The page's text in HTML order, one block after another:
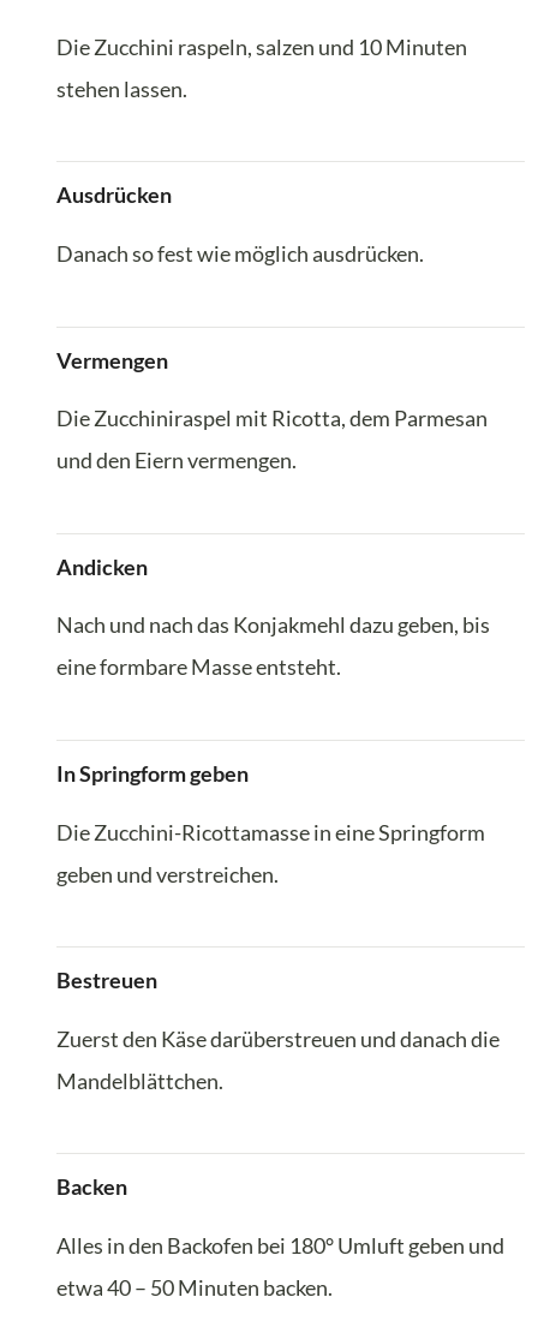
Die Zucchini raspeln, salzen und 10 Minuten
stehen lassen.
Ausdrücken
Danach so fest wie möglich ausdrücken.
Vermengen
Die Zucchiniraspel mit Ricotta, dem Parmesan
und den Eiern vermengen.
Andicken
Nach und nach das Konjakmehl dazu geben, bis
eine formbare Masse entsteht.
In Springform geben
Die Zucchini-Ricottamasse in eine Springform
geben und verstreichen.
Bestreuen
Zuerst den Käse darüberstreuen und danach die
Mandelblättchen.
Backen
Alles in den Backofen bei 180° Umluft geben und
etwa 40 – 50 Minuten backen.